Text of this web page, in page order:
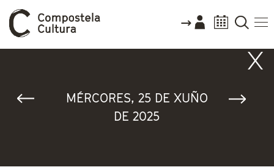
MÉRCORES, 25 DE XUÑO
DE 2025